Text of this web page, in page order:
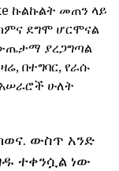
ኩልኩልት መጠን ላይ
ደግሞ ሆርሞናል
ያረጋግጣል
በተግባር, የራሱ
ሁለት
ውስጥ አንድ
ተቀንሷል ነው